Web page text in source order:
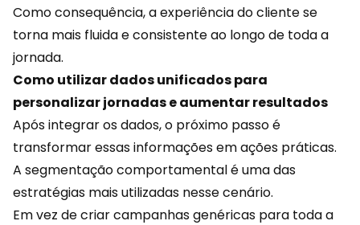
Como consequência, a experiência do cliente se
torna mais fluida e consistente ao longo de toda a
jornada.
Como utilizar dados unificados para
personalizar jornadas e aumentar resultados
Após integrar os dados, o próximo passo é
transformar essas informações em ações práticas.
A segmentação comportamental é uma das
estratégias mais utilizadas nesse cenário.
Em vez de criar campanhas genéricas para toda a